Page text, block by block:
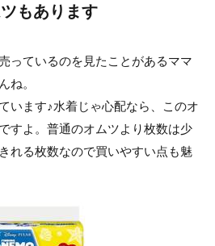
もあります
っているのを見たことがあるママ
ね。
います♪水着じゃ心配なら、このオ
すよ。普通のオムツより枚数は少
れる枚数なので買いやすい点も魅